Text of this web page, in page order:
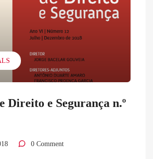
Direito e Segurança n.º
0 Comment